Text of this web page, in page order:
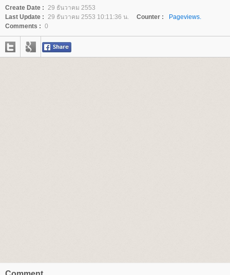
Create Date :
29 ธันวาคม 2553
Last Update :
29 ธันวาคม 2553 10:11:36 น. Counter :
Pageviews.
Comments : 0